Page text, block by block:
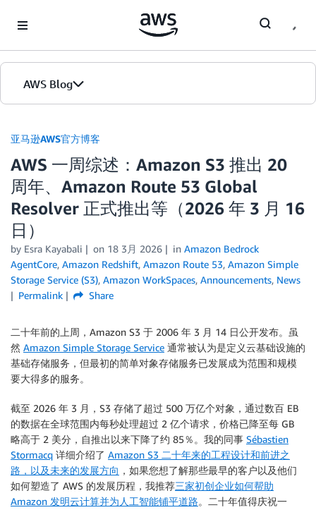
AWS Blog
首页
版本
亚马逊AWS官方博客
AWS 一周综述：Amazon S3 推出 20
周年、Amazon Route 53 Global
Resolver 正式推出等（2026 年 3 月 16
日）
by Esra Kayabali on 18 3月 2026 in Amazon Bedrock
AgentCore, Amazon Redshift, Amazon Route 53, Amazon Simple
Storage Service (S3), Amazon WorkSpaces, Announcements, News
Permalink
Share
二十年前的上周，Amazon S3 于 2006 年 3 月 14 日公开发布。虽
然 Amazon Simple Storage Service 通常被认为是定义云基础设施的
基础存储服务，但最初的简单对象存储服务已发展成为范围和规模
要大得多的服务。
截至 2026 年 3 月，S3 存储了超过 500 万亿个对象，通过数百 EB
的数据在全球范围内每秒处理超过 2 亿个请求，价格已降至每 GB
略高于 2 美分，自推出以来下降了约 85％。我的同事 Sébastien
Stormacq 详细介绍了 Amazon S3 二十年来的工程设计和前进之
路，以及未来的发展方向 ，如果您想了解那些最早的客户以及他们
如何塑造了 AWS 的发展历程，我推荐三家初创企业如何帮助
Amazon 发明云计算并为人工智能铺平道路。二十年值得庆祝一